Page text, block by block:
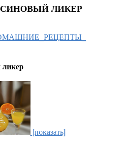
ЛИКЕР
[показать]